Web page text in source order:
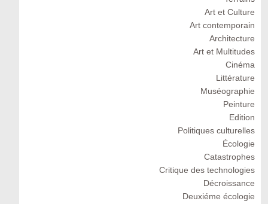
Art et Culture
Art contemporain
Architecture
Art et Multitudes
Cinéma
Littérature
Muséographie
Peinture
Edition
Politiques culturelles
Écologie
Catastrophes
Critique des technologies
Décroissance
Deuxiéme écologie